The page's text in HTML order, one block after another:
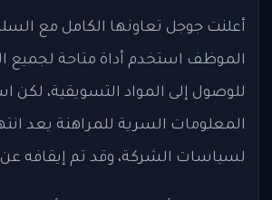
أعلنت جوجل تعاونها الكامل مع
الموظف استخدم أداة متاحة لجميع
للوصول إلى المواد التسويقية، لكن
المعلومات السرية للمراهنة يعد
لسياسات الشركة، وقد تم إيقافه